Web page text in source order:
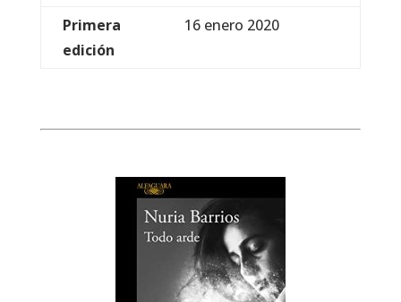
Primera
edición
16 enero 2020